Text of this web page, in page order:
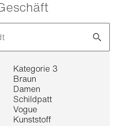
Kategorie 3
Braun
Damen
Schildpatt
Vogue
Kunststoff